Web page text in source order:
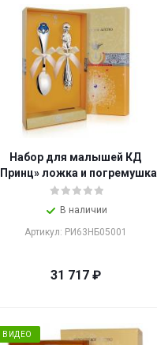
Набор для малышей КД
ложка и погремушка
В наличии
Артикул: РИ63НБ05001
31 717₽
ВИДЕО